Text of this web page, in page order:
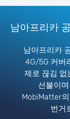
남아프리카
남아프리카
4G/5G 커버
제로 끊김 없
선불이
MobiMatter
번거